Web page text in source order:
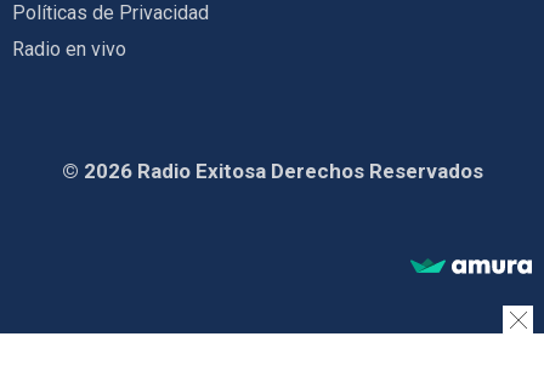
Políticas de Privacidad
Radio en vivo
© 2026 Radio Exitosa Derechos Reservados